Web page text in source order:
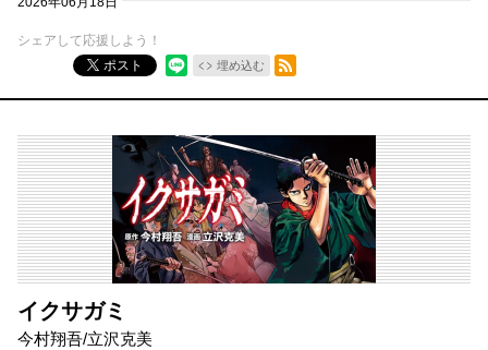
シェアして応援しよう！
ポスト
埋め込む
RSSフィード
イクサガミ
今村翔吾/立沢克美